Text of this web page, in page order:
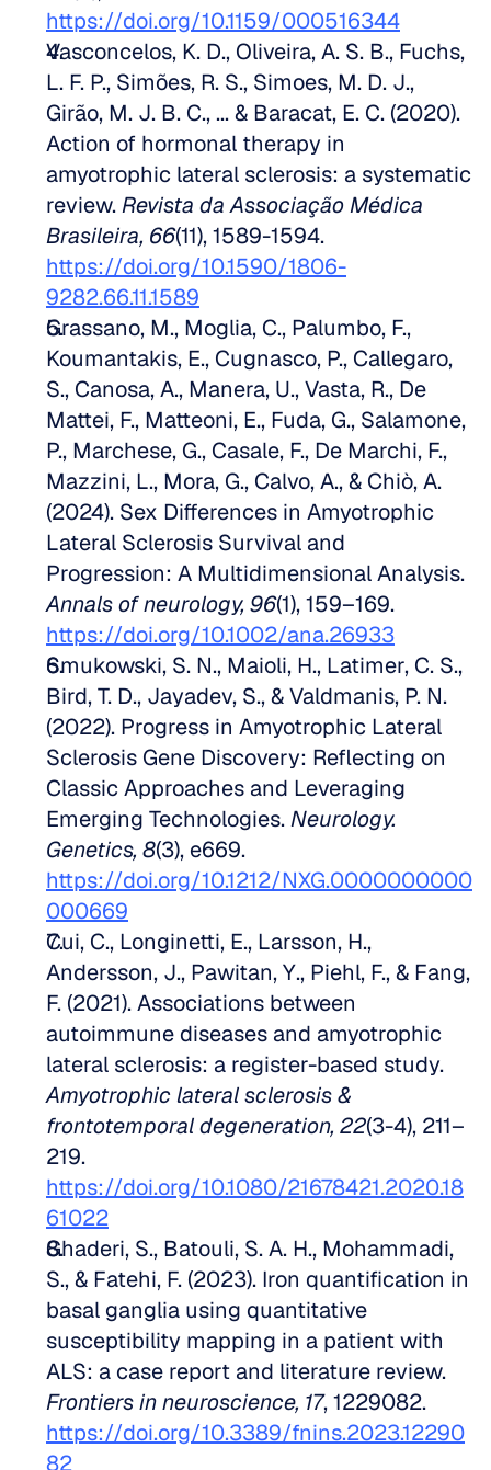
https://doi.org/10.1159/000516344
Vasconcelos, K. D., Oliveira, A. S. B., Fuchs,
L. F. P., Simões, R. S., Simoes, M. D. J.,
Girão, M. J. B. C., ... & Baracat, E. C. (2020).
Action of hormonal therapy in
amyotrophic lateral sclerosis: a systematic
review. Revista da Associação Médica
Brasileira, 66
https://doi.org/10.1590/1806-
9282.66.11.1589
Grassano, M., Moglia, C., Palumbo, F.,
Koumantakis, E., Cugnasco, P., Callegaro,
S., Canosa, A., Manera, U., Vasta, R., De
Mattei, F., Matteoni, E., Fuda, G., Salamone,
P., Marchese, G., Casale, F., De Marchi, F.,
Mazzini, L., Mora, G., Calvo, A., & Chiò, A.
(2024). Sex Differences in Amyotrophic
Lateral Sclerosis Survival and
Annals of neurology, 96
https://doi.org/10.1002/ana.26933
Smukowski, S. N., Maioli, H., Latimer, C. S.,
Bird, T. D., Jayadev, S., & Valdmanis, P. N.
(2022). Progress in Amyotrophic Lateral
Sclerosis Gene Discovery: Reflecting on
Classic Approaches and Leveraging
Emerging Technologies. Neurology.
Genetics, 8
https://doi.org/10.1212/NXG.0000000000
000669
Cui, C., Longinetti, E., Larsson, H.,
Andersson, J., Pawitan, Y., Piehl, F., & Fang,
F. (2021). Associations between
autoimmune diseases and amyotrophic
Amyotrophic lateral sclerosis &
frontotemporal degeneration, 22(3-4), 211–
https://doi.org/10.1080/21678421.2020.18
61022
Ghaderi, S., Batouli, S. A. H., Mohammadi,
S., & Fatehi, F. (2023). Iron quantification in
basal ganglia using quantitative
susceptibility mapping in a patient with
Frontiers in neuroscience, 17
https://doi.org/10.3389/fnins.2023.12290
82